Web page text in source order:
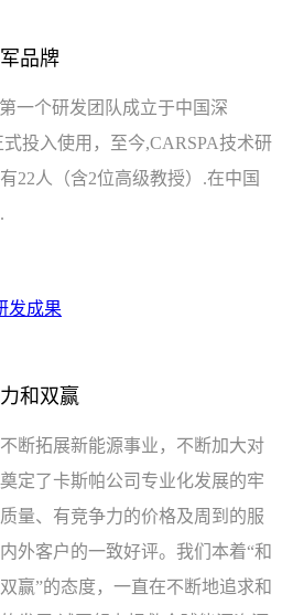
品牌
一个研发团队成立于中国深
投入使用，至今,CARSPA技术研
22人（含2位高级教授）.在中国
发成果
和双赢
断拓展新能源事业，不断加大对
定了卡斯帕公司专业化发展的牢
量、有竞争力的价格及周到的服
外客户的一致好评。我们本着“和
赢”的态度，一直在不断地追求和